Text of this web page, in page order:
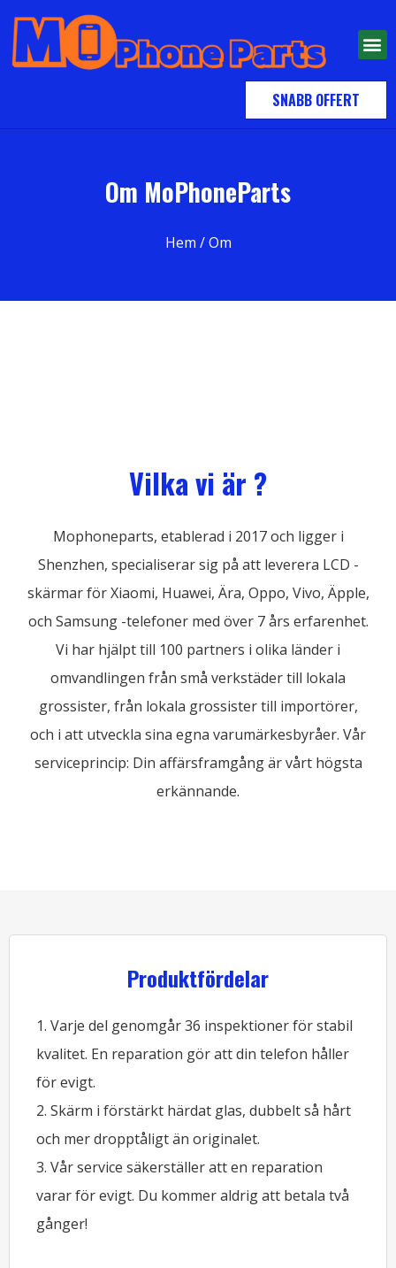
SNABB OFFERT
Om MoPhoneParts
Hem / Om
Vilka vi är ?
Mophoneparts, etablerad i 2017 och ligger i
Shenzhen, specialiserar sig på att leverera LCD -
skärmar för Xiaomi, Huawei, Ära, Oppo, Vivo, Äpple,
och Samsung -telefoner med över 7 års erfarenhet.
Vi har hjälpt till 100 partners i olika länder i
omvandlingen från små verkstäder till lokala
grossister, från lokala grossister till importörer,
och i att utveckla sina egna varumärkesbyråer. Vår
serviceprincip: Din affärsframgång är vårt högsta
erkännande.
Produktfördelar
1. Varje del genomgår 36 inspektioner för stabil
kvalitet. En reparation gör att din telefon håller
för evigt.
2. Skärm i förstärkt härdat glas, dubbelt så hårt
och mer dropptåligt än originalet.
3. Vår service säkerställer att en reparation
varar för evigt. Du kommer aldrig att betala två
gånger!